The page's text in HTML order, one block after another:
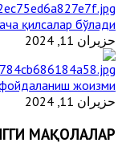
қилсалар бўлади ?
حزيران 11, 2024
жоизми ?
حزيران 11, 2024
МАҚОЛАЛАР